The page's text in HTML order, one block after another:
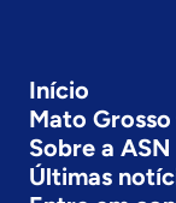
Início
Mato Grosso
Sobre a ASN
Últimas